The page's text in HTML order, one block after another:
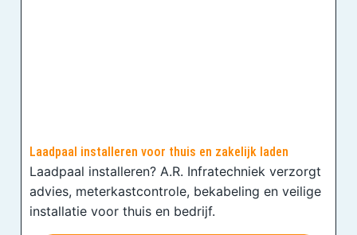
Laadpaal installeren voor thuis en zakelijk laden
Laadpaal installeren? A.R. Infratechniek verzorgt
advies, meterkastcontrole, bekabeling en veilige
installatie voor thuis en bedrijf.